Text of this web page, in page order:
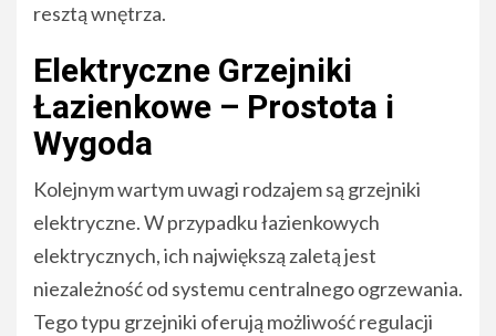
resztą wnętrza.
Elektryczne Grzejniki
Łazienkowe – Prostota i
Wygoda
Kolejnym wartym uwagi rodzajem są grzejniki
elektryczne. W przypadku łazienkowych
elektrycznych, ich największą zaletą jest
niezależność od systemu centralnego ogrzewania.
Tego typu grzejniki oferują możliwość regulacji